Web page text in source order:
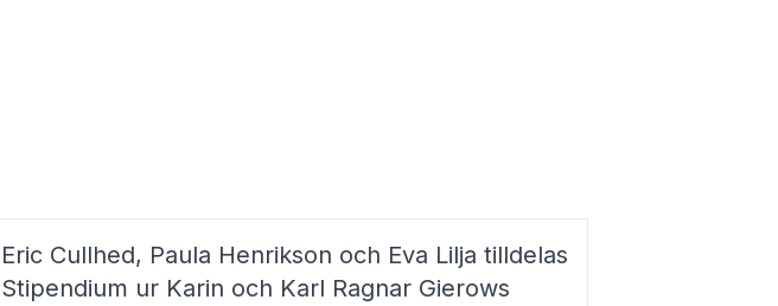
Eric Cullhed, Paula Henrikson och Eva Lilja tilldelas
Stipendium ur Karin och Karl Ragnar Gierows